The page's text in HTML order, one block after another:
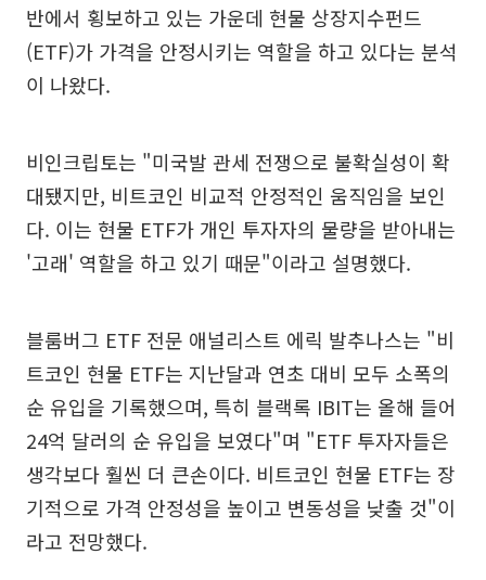
반에서 횡보하고 있는 가운데 현물 상장지수펀드
(ETF)가 가격을 안정시키는 역할을 하고 있다는 분석
이 나왔다.
비인크립토는 "미국발 관세 전쟁으로 불확실성이 확
대됐지만, 비트코인 비교적 안정적인 움직임을 보인
다. 이는 현물 ETF가 개인 투자자의 물량을 받아내는
'고래' 역할을 하고 있기 때문"이라고 설명했다.
블룸버그 ETF 전문 애널리스트 에릭 발추나스는 "비
트코인 현물 ETF는 지난달과 연초 대비 모두 소폭의
순 유입을 기록했으며, 특히 블랙록 IBIT는 올해 들어
24억 달러의 순 유입을 보였다"며 "ETF 투자자들은
생각보다 훨씬 더 큰손이다. 비트코인 현물 ETF는 장
기적으로 가격 안정성을 높이고 변동성을 낮출 것"이
라고 전망했다.